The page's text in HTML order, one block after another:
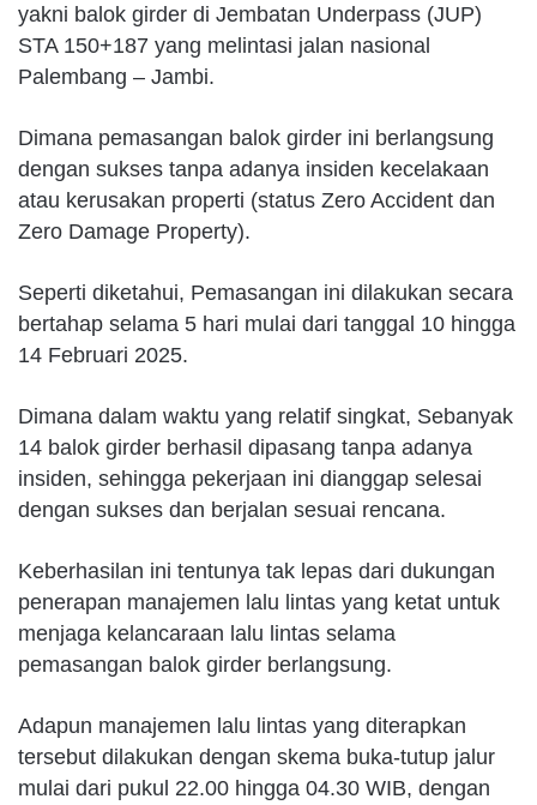
yakni balok girder di Jembatan Underpass (JUP)
STA 150+187 yang melintasi jalan nasional
Palembang – Jambi.
Dimana pemasangan balok girder ini berlangsung
dengan sukses tanpa adanya insiden kecelakaan
atau kerusakan properti (status Zero Accident dan
Zero Damage Property).
Seperti diketahui, Pemasangan ini dilakukan secara
bertahap selama 5 hari mulai dari tanggal 10 hingga
14 Februari 2025.
Dimana dalam waktu yang relatif singkat, Sebanyak
14 balok girder berhasil dipasang tanpa adanya
insiden, sehingga pekerjaan ini dianggap selesai
dengan sukses dan berjalan sesuai rencana.
Keberhasilan ini tentunya tak lepas dari dukungan
penerapan manajemen lalu lintas yang ketat untuk
menjaga kelancaraan lalu lintas selama
pemasangan balok girder berlangsung.
Adapun manajemen lalu lintas yang diterapkan
tersebut dilakukan dengan skema buka-tutup jalur
mulai dari pukul 22.00 hingga 04.30 WIB, dengan